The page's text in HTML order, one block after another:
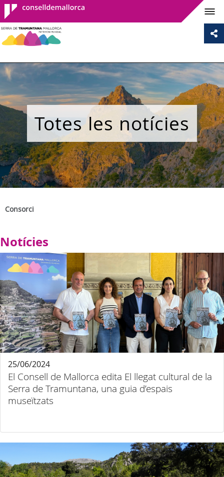
Consell de
Mallorca
Totes les notícies
Consorci
Notícies
El Consell de Mallorca edita El llegat cultural de la
Serra de Tramuntana, una guia d’espais
museïtzats
25/06/2024